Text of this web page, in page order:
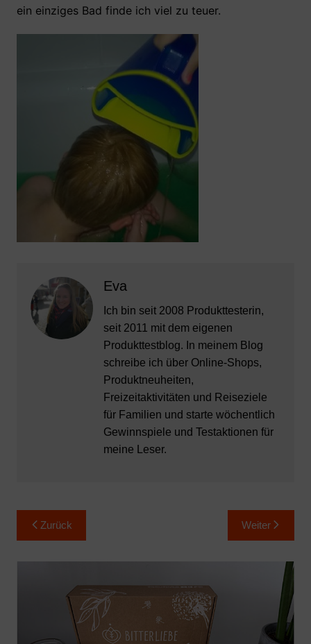
ein einziges Bad finde ich viel zu teuer.
Eva
Ich bin seit 2008 Produkttesterin,
seit 2011 mit dem eigenen
Produkttestblog. In meinem Blog
schreibe ich über Online-Shops,
Produktneuheiten,
Freizeitaktivitäten und Reiseziele
für Familien und starte wöchentlich
Gewinnspiele und Testaktionen für
meine Leser.
Beitragsnavigation
Zurück Weiter